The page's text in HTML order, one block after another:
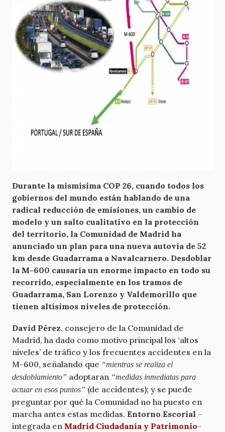
Durante la mismísima COP 26, cuando todos los
gobiernos del mundo están hablando de una
radical reducción de emisiones, un cambio de
modelo y un salto cualitativo en la protección
del territorio, la Comunidad de Madrid ha
anunciado un plan para una nueva autovía de 52
km desde Guadarrama a Navalcarnero. Desdoblar
la M-600 causaría un enorme impacto en todo su
recorrido, especialmente en los tramos de
Guadarrama, San Lorenzo y Valdemorillo que
tienen altísimos niveles de protección.
David Pérez, consejero de la Comunidad de
Madrid, ha dado como motivo principal los ‘altos
niveles’ de tráfico y los frecuentes accidentes en la
M-600, señalando que “mientras se realiza el
desdoblamiento” adoptaran “medidas inmediatas para
actuar en esos puntos” (de accidentes); y se puede
preguntar por qué la Comunidad no ha puesto en
marcha antes estas medidas. Entorno Escorial –
integrada en Madrid Ciudadanía y Patrimonio-